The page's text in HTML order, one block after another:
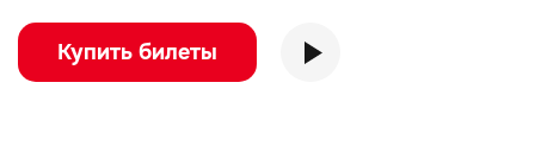
Купить билеты